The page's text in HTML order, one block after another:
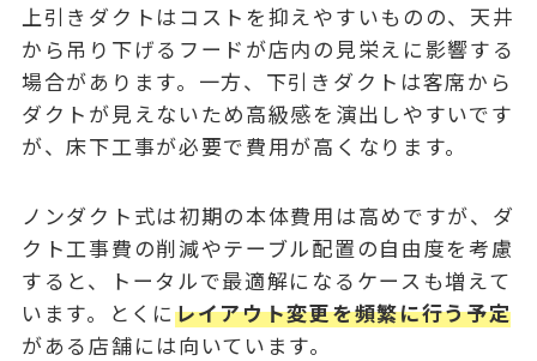
上引きダクト はコストを抑えやすいものの、天井
から吊り下げるフードが店内の見栄えに影響する
場合があります。一方、 下引きダクト は客席から
ダクトが見えないため高級感を演出しやすいです
が、床下工事が必要で費用が高くなります。
ノンダクト式は初期の本体費用は高めですが、ダ
クト工事費の削減やテーブル配置の自由度を考慮
すると、トータルで最適解になるケースも増えて
います。とくにレイアウト変更を頻繁に行う予定
がある店舗には向いています。